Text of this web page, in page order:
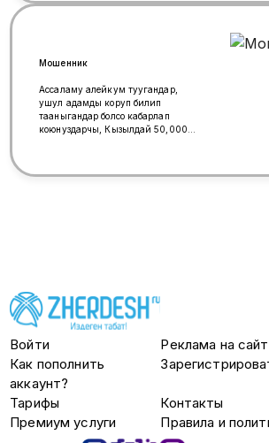
суу Кочкор-Ата Ноокен Базар-
кыянат жок 📱📲🪀+79309008990
Мошенник
Ассаламу алейкум туугандар,
ушул адамды коруп билип
тааныгандар болсо кабарлап
коюнуздарчы, Кызылдай 50,000
Войти
Реклама на
Как пополнить
аккаунт?
Тарифы
Контакты
Премиум услуги
Правила и